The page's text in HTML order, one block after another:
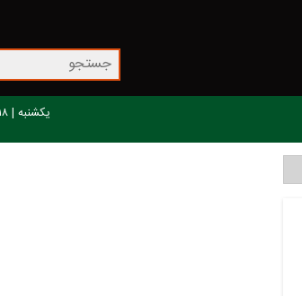
یکشنبه | ۱۸ مرداد ۱۴۰۵ | ۱۲:۳۰